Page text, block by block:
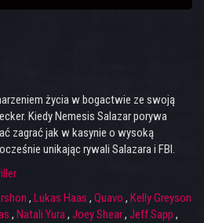
życia w bogactwie ze swoją
Kiedy Nemesis Salazar porywa
zagrać jak w kasynie o wysoką
unikając rywali Salazara i FBI.
, Lukas Haas , Quavo , Kelly Greyson
, Natali Yura, Joey Shear, Jeff Sapp ,